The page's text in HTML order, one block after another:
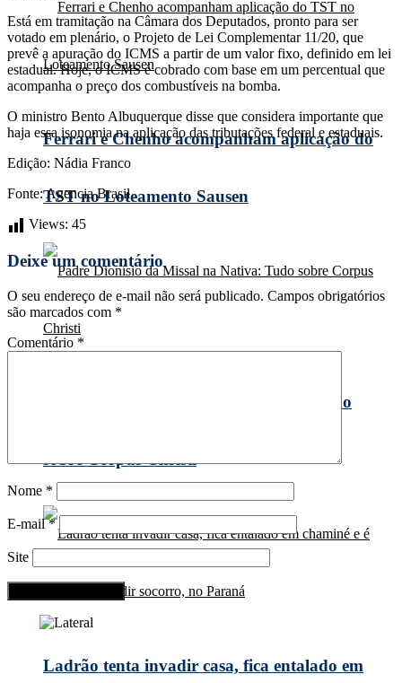
Ferrari e Chenho acompanham aplicação do
TST no Loteamento Sausen
Padre Dionísio da Missal na Nativa: Tudo
sobre Corpus Christi
Ladrão tenta invadir casa, fica entalado em
Está em tramitação na Câmara dos Deputados, pronto para ser
votado em plenário, o Projeto de Lei Complementar 11/20, que
prevê a apuração do ICMS a partir de um valor fixo, definido em lei
estadual. Hoje, o ICMS é cobrado com base em um percentual que
acompanha o preço dos combustíveis na bomba.
O ministro Bento Albuquerque disse que considera importante que
haja essa isonomia na aplicação das tributações federal e estaduais.
Edição: Nádia Franco
Fonte: Agencia Brasil
Views: 45
Deixe um comentário
O seu endereço de e-mail não será publicado. Campos obrigatórios
são marcados com *
Comentário *
Nome *
E-mail*
Site